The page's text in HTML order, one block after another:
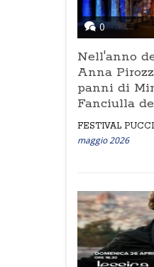
0
Nell'anno
Anna
panni di
Fanciulla
FESTIVAL
maggio 2026